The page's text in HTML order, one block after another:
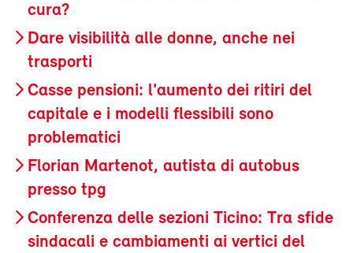
cura?
Dare visibilità alle donne, anche nei
trasporti
Casse pensioni: l'aumento dei ritiri del
capitale e i modelli flessibili sono
problematici
Florian Martenot, autista di autobus
presso tpg
Conferenza delle sezioni Ticino: Tra sfide
sindacali e cambiamenti ai vertici del